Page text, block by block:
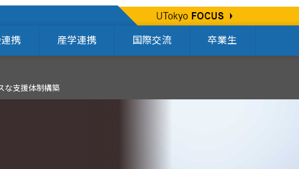
携 産学連携 国際交流 卒業生
な支援体制構築